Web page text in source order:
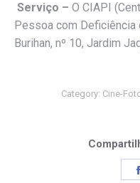
Serviço – O CIAPI
Pessoa com Deficiência
Burihan, nº 10, Jardim
Category: Cine-